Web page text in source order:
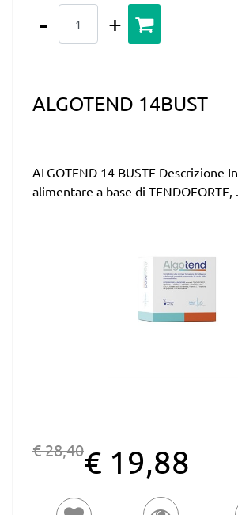
ALGOTEND 14BUST
ALGOTEND 14 BUSTE Descrizione
alimentare a base di TENDOFORTE,
€ 28,40€ 19,88